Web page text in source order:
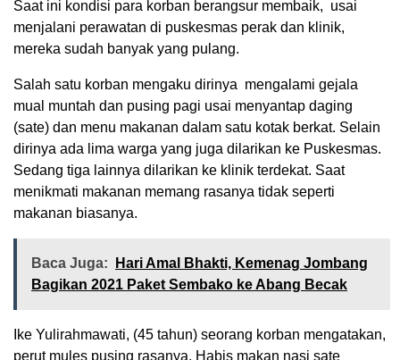
Saat ini kondisi para korban berangsur membaik, usai
menjalani perawatan di puskesmas perak dan klinik,
mereka sudah banyak yang pulang.
Salah satu korban mengaku dirinya mengalami gejala
mual muntah dan pusing pagi usai menyantap daging
(sate) dan menu makanan dalam satu kotak berkat. Selain
dirinya ada lima warga yang juga dilarikan ke Puskesmas.
Sedang tiga lainnya dilarikan ke klinik terdekat. Saat
menikmati makanan memang rasanya tidak seperti
makanan biasanya.
Baca Juga:
Hari Amal Bhakti, Kemenag Jombang
Bagikan 2021 Paket Sembako ke Abang Becak
Ike Yulirahmawati, (45 tahun) seorang korban mengatakan,
perut mules pusing rasanya. Habis makan nasi sate